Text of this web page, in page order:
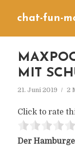
chat-fun-
MIT
21. Juni 2019 2
Click to rate
Der